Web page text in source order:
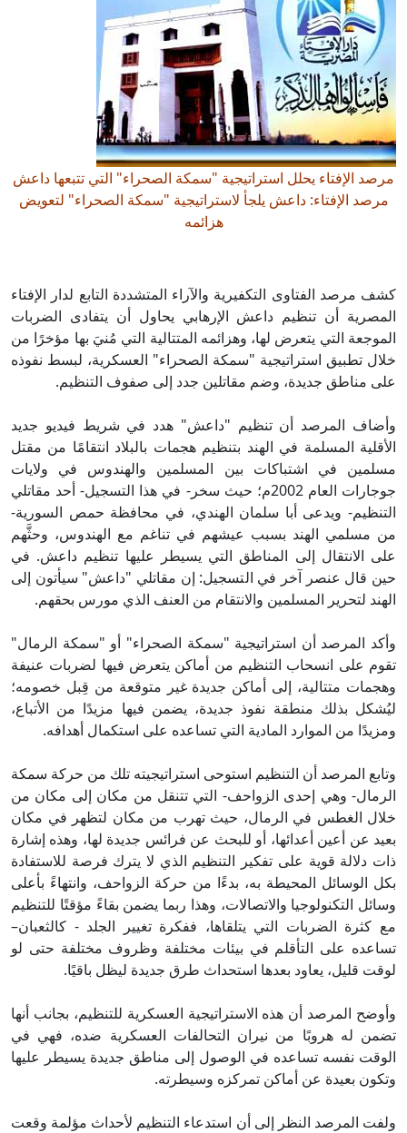
مرصد الإفتاء يحلل استراتيجية "سمكة الصحراء" التي تتبعها داعش
مرصد الإفتاء: داعش يلجأ لاستراتيجية "سمكة الصحراء" لتعويض
هزائمه
كشف مرصد الفتاوى التكفيرية والآراء المتشددة التابع لدار الإفتاء
المصرية أن تنظيم داعش الإرهابي يحاول أن يتفادى الضربات
الموجعة التي يتعرض لها، وهزائمه المتتالية التي مُنيَ بها مؤخرًا من
خلال تطبيق استراتيجية "سمكة الصحراء" العسكرية، لبسط نفوذه
على مناطق جديدة، وضم مقاتلين جدد إلى صفوف التنظيم.
وأضاف المرصد أن تنظيم "داعش" هدد في شريط فيديو جديد
الأقلية المسلمة في الهند بتنظيم هجمات بالبلاد انتقامًا من مقتل
مسلمين في اشتباكات بين المسلمين والهندوس في ولايات
جوجارات العام 2002م؛ حيث سخر- في هذا التسجيل- أحد مقاتلي
التنظيم- ويدعى أبا سلمان الهندي، في محافظة حمص السورية-
من مسلمي الهند بسبب عيشهم في تناغم مع الهندوس، وحثَّهم
على الانتقال إلى المناطق التي يسيطر عليها تنظيم داعش. في
حين قال عنصر آخر في التسجيل: إن مقاتلي "داعش" سيأتون إلى
الهند لتحرير المسلمين والانتقام من العنف الذي مورس بحقهم.
وأكد المرصد أن استراتيجية "سمكة الصحراء" أو "سمكة الرمال"
تقوم على انسحاب التنظيم من أماكن يتعرض فيها لضربات عنيفة
وهجمات متتالية، إلى أماكن جديدة غير متوقعة من قِبل خصومه؛
ليُشكل بذلك منطقة نفوذ جديدة، يضمن فيها مزيدًا من الأتباع،
ومزيدًا من الموارد المادية التي تساعده على استكمال أهدافه.
وتابع المرصد أن التنظيم استوحى استراتيجيته تلك من حركة سمكة
الرمال- وهي إحدى الزواحف- التي تتنقل من مكان إلى مكان من
خلال الغطس في الرمال، حيث تهرب من مكان لتظهر في مكان
بعيد عن أعين أعدائها، أو للبحث عن فرائس جديدة لها، وهذه إشارة
ذات دلالة قوية على تفكير التنظيم الذي لا يترك فرصة للاستفادة
بكل الوسائل المحيطة به، بدءًا من حركة الزواحف، وانتهاءً بأعلى
وسائل التكنولوجيا والاتصالات، وهذا ربما يضمن بقاءً مؤقتًا للتنظيم
مع كثرة الضربات التي يتلقاها، ففكرة تغيير الجلد - كالثعبان–
تساعده على التأقلم في بيئات مختلفة وظروف مختلفة حتى لو
لوقت قليل، يعاود بعدها استحداث طرق جديدة ليظل باقيًا.
وأوضح المرصد أن هذه الاستراتيجية العسكرية للتنظيم، بجانب أنها
تضمن له هروبًا من نيران التحالفات العسكرية ضده، فهي في
الوقت نفسه تساعده في الوصول إلى مناطق جديدة يسيطر عليها
وتكون بعيدة عن أماكن تمركزه وسيطرته.
ولفت المرصد النظر إلى أن استدعاء التنظيم لأحداث مؤلمة وقعت